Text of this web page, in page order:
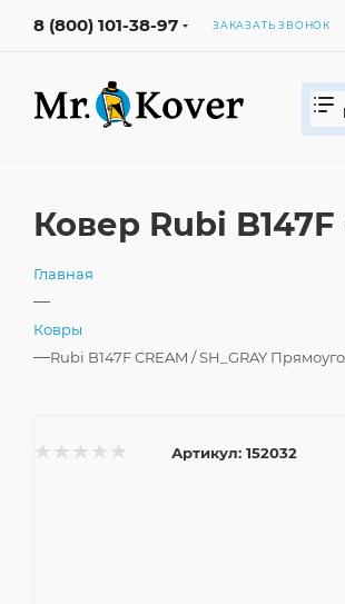
8 (800) 101-38-97 ЗАКАЗАТЬ ЗВОНОК
Ковер Rubi
Главная
—
Ковры
—Rubi B147F CREAM / SH_GRAY
Артикул: 152032